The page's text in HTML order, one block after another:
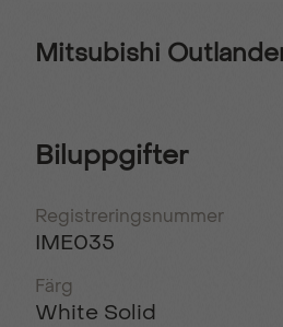
Mitsubishi
Biluppgifter
Registreringsnummer
IME035
Färg
White Solid